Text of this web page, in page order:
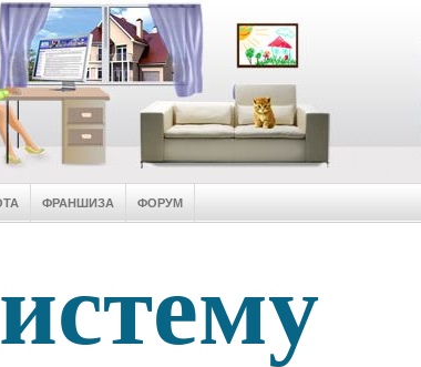
ФРАНШИЗА ФОРУМ